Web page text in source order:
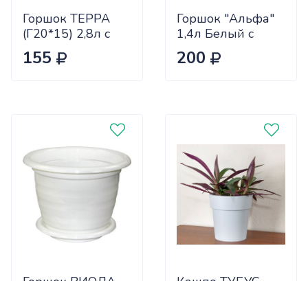
Горшок ТЕРРА
(Г20*15) 2,8л с
подст.-КОР
(15/60)
155
Горшок "Альфа"
1,4л Белый с
вклад А13-
10Ливингрин (15)
200